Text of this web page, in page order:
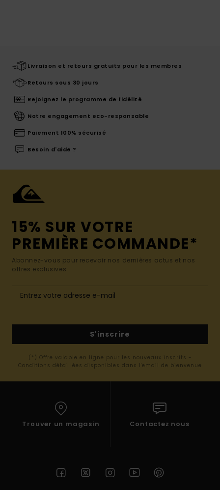
Livraison et retours gratuits pour les membres
Retours sous 30 jours
Rejoignez le programme de fidélité
Notre engagement eco-responsable
Paiement 100% sécurisé
Besoin d'aide ?
15% SUR VOTRE
PREMIÈRE COMMANDE*
Abonnez-vous pour recevoir nos dernières actus et nos
offres exclusives.
S'inscrire
(*) Offre valable en ligne pour les nouveaux inscrits -
Conditions détaillées disponibles dans l'email de bienvenue
Trouver un magasin Contactez nous